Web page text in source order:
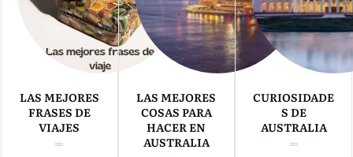
LAS MEJORES
FRASES DE
VIAJES
LAS MEJORES
COSAS PARA
HACER EN
AUSTRALIA
CURIOSIDADE
S DE
AUSTRALIA